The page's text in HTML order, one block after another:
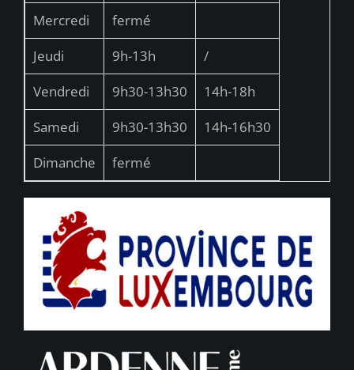
Mercredi
fermé
Jeudi
9h-13h
/
Vendredi
9h30-13h30
14h-18h
Samedi
9h30-13h30
14h-16h30
Dimanche
fermé